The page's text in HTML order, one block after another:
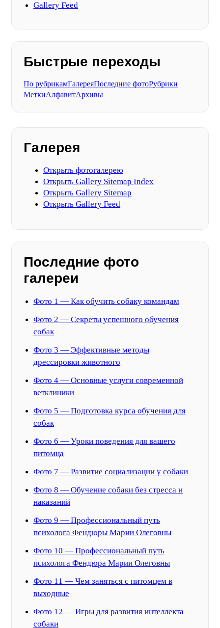
Gallery Feed
Быстрые переходы
По рубрикамГалереяПоследние фотоРубрики
МеткиАлфавитАрхивы
Галерея
Открыть фотогалерею
Открыть Gallery Sitemap Index
Открыть Gallery Sitemap
Открыть Gallery Feed
Последние фото
галереи
Фото 1 — Как обучить собаку командам
Фото 2 — Секреты успешного обучения
собак
Фото 3 — Эффективные методы
дрессировки животного
Фото 4 — Основные услуги современной
ветклиники
Фото 5 — Подготовка курса обучения для
собак
Фото 6 — Уроки поведения для вашего
питомца
Фото 7 — Развитие социализации у собаки
Фото 8 — Обучение собаки без стресса и
наказаний
Фото 9 — Профессиональный путь
психолога Фендюры Марии Олеговны
Фото 10 — Профессиональный путь
психолога Фендюра Марии Олеговны
Фото 11 — Чем заняться с питомцем в
выходные
Фото 12 — Игры для развития интеллекта
собаки